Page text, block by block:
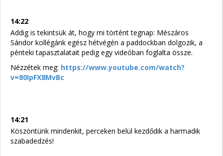
14:22
Addig is tekintsük át, hogy mi történt tegnap: Mészáros
Sándor kollégánk egész hétvégén a paddockban dolgozik, a
pénteki tapasztalatait pedig egy videóban foglalta össze.
Nézzétek meg: https://www.youtube.com/watch?
v=80IpFX8MvBc
14:21
Köszöntünk mindenkit, perceken belül kezdődik a harmadik
szabadedzés!